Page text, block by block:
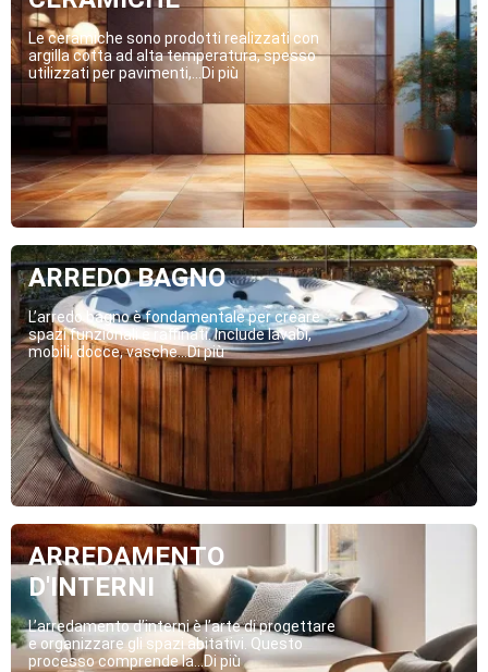
Le ceramiche sono prodotti realizzati con
argilla cotta ad alta temperatura, spesso
utilizzati per pavimenti,...Di più
ARREDO BAGNO
L’arredo bagno è fondamentale per creare
spazi funzionali e raffinati. Include lavabi,
mobili, docce, vasche...Di più
ARREDAMENTO
D'INTERNI
L’arredamento d’interni è l’arte di progettare
e organizzare gli spazi abitativi. Questo
processo comprende la...Di più